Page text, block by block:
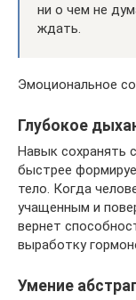
ни о чем не
ждать.
Эмоциональное
Глубокое
Навык сохранять
быстрее
тело. Когда
учащенным и
вернет
выработку
Умение